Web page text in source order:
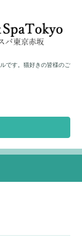
です。猫好きの皆様のご